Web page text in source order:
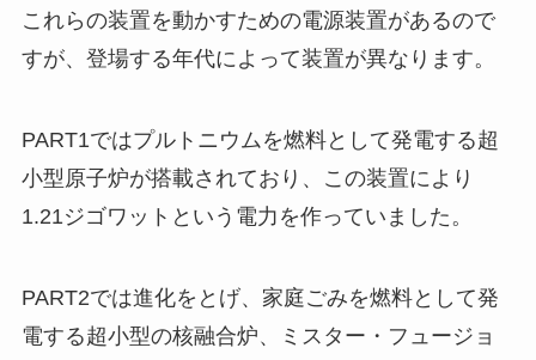
これらの装置を動かすための電源装置があるので
すが、登場する年代によって装置が異なります。
PART1ではプルトニウムを燃料として発電する超
小型原子炉が搭載されており、この装置により
1.21ジゴワットという電力を作っていました。
PART2では進化をとげ、家庭ごみを燃料として発
電する超小型の核融合炉、ミスター・フュージョ